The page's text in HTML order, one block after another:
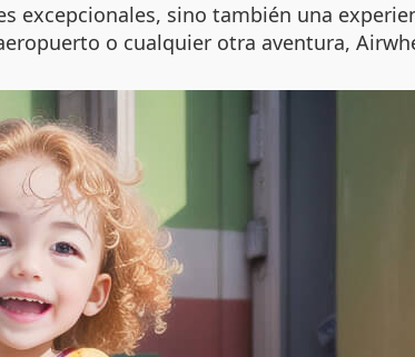
sino también una
o cualquier otra aventura,